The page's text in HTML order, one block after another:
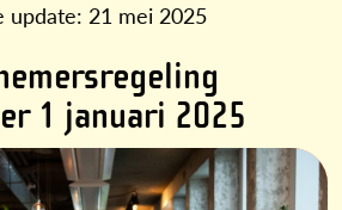
update: 21 mei 2025
1 januari 2025